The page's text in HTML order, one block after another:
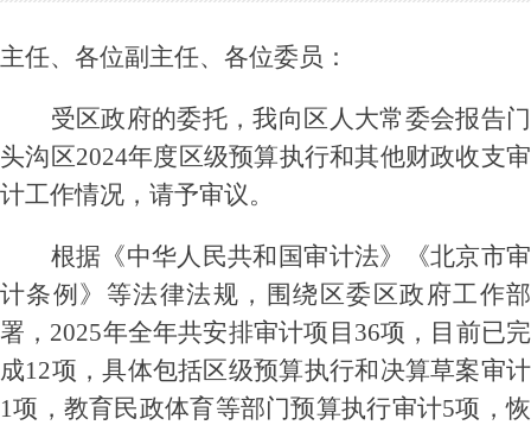
主任、各位副主任、 各位委员：
受区政府的委托，我向区人大常委会报告门
头沟区2024年度区级预算执行和其他财政收支审
计工作情况 ，请予审议。
根据《中华人民共和国审计法》《北京市审
计条例》 等法律法规 ， 围绕 区委区政府工作部
署， 2025年全年共安排审计项目36项，目前已完
成12项，具体包括区级预算执行和决算草案审计
1项，教育民政体育等部门预算执行审计5项，恢